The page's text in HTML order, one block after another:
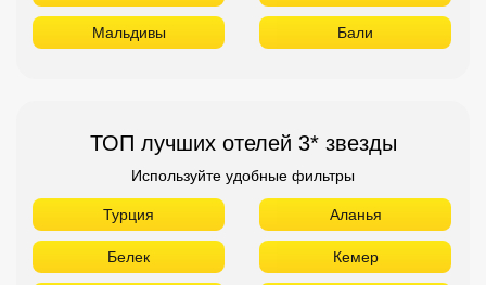
Мальдивы Бали
ТОП лучших отелей 3* звезды
Используйте удобные фильтры
Турция Аланья
Белек Кемер